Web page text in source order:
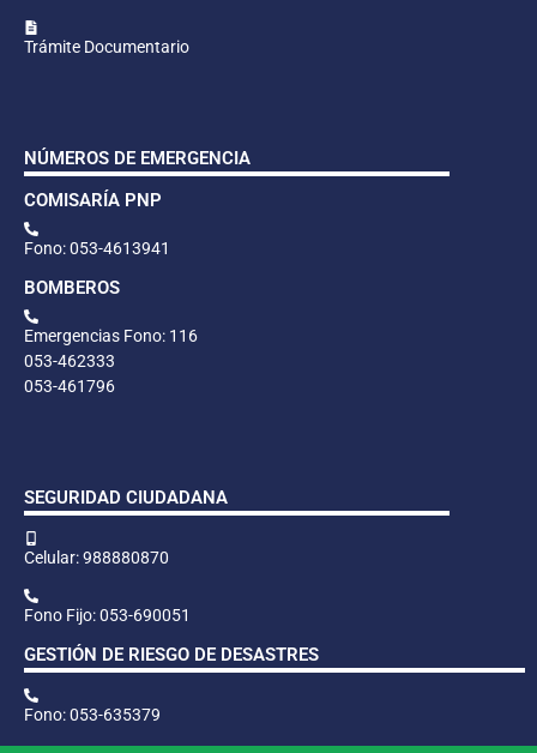
Trámite Documentario
NÚMEROS DE EMERGENCIA
COMISARÍA PNP
Fono: 053-4613941
BOMBEROS
Emergencias Fono: 116
053-462333
053-461796
SEGURIDAD CIUDADANA
Celular: 988880870
Fono Fijo: 053-690051
GESTIÓN DE RIESGO DE DESASTRES
Fono: 053-635379